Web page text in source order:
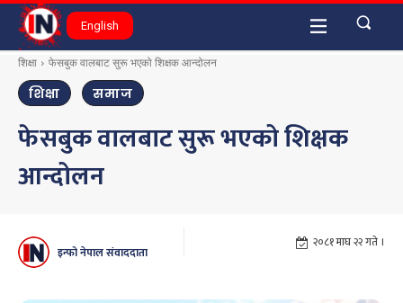
English
शिक्षा फेसबुक वालबाट सुरू भएको शिक्षक आन्दोलन
शिक्षा समाज
फेसबुक वालबाट सुरू भएको शिक्षक
आन्दोलन
इन्फो नेपाल संवाददाता
२०८१ माघ २२ गते ।